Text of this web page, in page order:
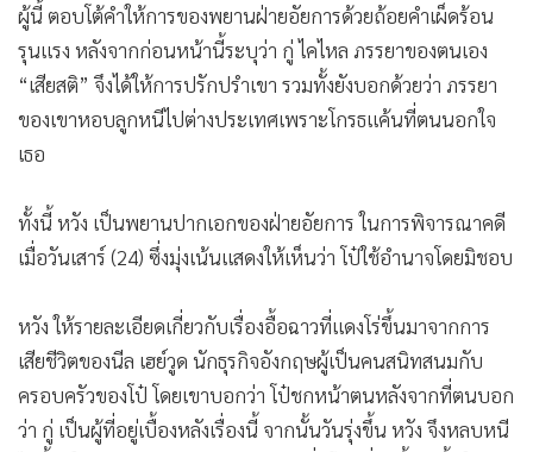
ผู้นี้ ตอบโต้คำให้การของพยานฝ่ายอัยการด้วยถ้อยคำเผ็ดร้อน
รุนแรง หลังจากก่อนหน้านี้ระบุว่า กู่ ไคไหล ภรรยาของตนเอง
“เสียสติ” จึงได้ให้การปรักปรำเขา รวมทั้งยังบอกด้วยว่า ภรรยา
ของเขาหอบลูกหนีไปต่างประเทศเพราะโกรธแค้นที่ตนนอกใจ
เธอ
ทั้งนี้ หวัง เป็นพยานปากเอกของฝ่ายอัยการ ในการพิจารณาคดี
เมื่อวันเสาร์ (24) ซึ่งมุ่งเน้นแสดงให้เห็นว่า โป๋ใช้อำนาจโดยมิชอบ
หวัง ให้รายละเอียดเกี่ยวกับเรื่องอื้อฉาวที่แดงโร่ขึ้นมาจากการ
เสียชีวิตของนีล เฮย์วูด นักธุรกิจอังกฤษผู้เป็นคนสนิทสนมกับ
ครอบครัวของโป๋ โดยเขาบอกว่า โป๋ชกหน้าตนหลังจากที่ตนบอก
ว่า กู่ เป็นผู้ที่อยู่เบื้องหลังเรื่องนี้ จากนั้นวันรุ่งขึ้น หวัง จึงหลบหนี